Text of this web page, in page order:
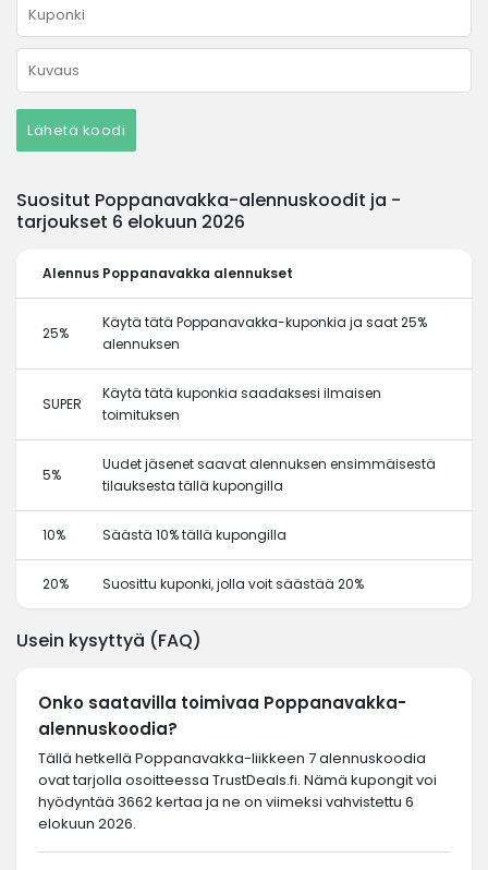
Lähetä koodi
Suositut Poppanavakka-alennuskoodit ja -
tarjoukset 6 elokuun 2026
Alennus Poppanavakka alennukset
25%
Käytä tätä Poppanavakka-kuponkia ja saat 25%
alennuksen
SUPER
Käytä tätä kuponkia saadaksesi ilmaisen
toimituksen
5%
Uudet jäsenet saavat alennuksen ensimmäisestä
tilauksesta tällä kupongilla
10% Säästä 10% tällä kupongilla
20% Suosittu kuponki, jolla voit säästää 20%
Usein kysyttyä (FAQ)
Onko saatavilla toimivaa Poppanavakka-
alennuskoodia?
Tällä hetkellä Poppanavakka-liikkeen 7 alennuskoodia
ovat tarjolla osoitteessa TrustDeals.fi. Nämä kupongit voi
hyödyntää 3662 kertaa ja ne on viimeksi vahvistettu 6
elokuun 2026.